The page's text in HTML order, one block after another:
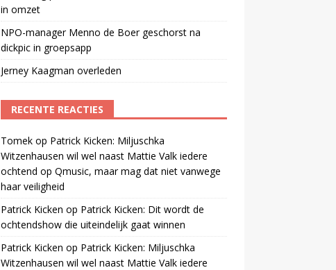
in omzet
NPO-manager Menno de Boer geschorst na
dickpic in groepsapp
Jerney Kaagman overleden
RECENTE REACTIES
Tomekop Patrick Kicken: Miljuschka
Witzenhausen wil wel naast Mattie Valk iedere
ochtend op Qmusic, maar mag dat niet vanwege
haar veiligheid
Patrick Kicken op Patrick Kicken: Dit wordt de
ochtendshow die uiteindelijk gaat winnen
Patrick Kicken op Patrick Kicken: Miljuschka
Witzenhausen wil wel naast Mattie Valk iedere